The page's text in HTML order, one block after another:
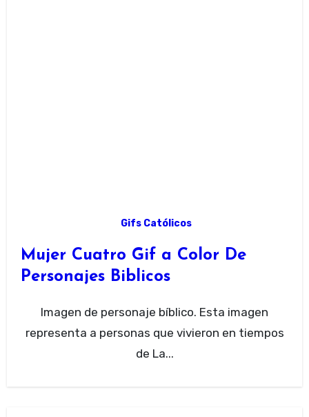
Gifs Católicos
Mujer Cuatro Gif a Color De
Personajes Biblicos
Imagen de personaje bíblico. Esta imagen
representa a personas que vivieron en tiempos
de La...